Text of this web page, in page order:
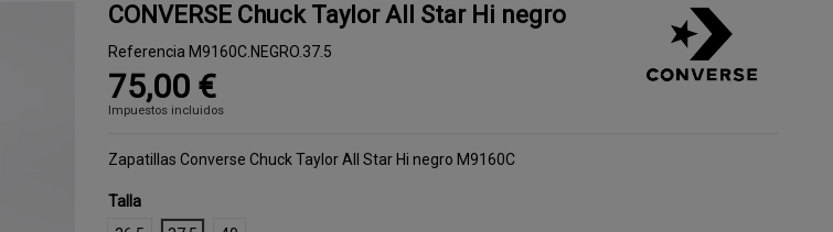
CONVERSE Chuck Taylor All Star Hi negro
Referencia M9160C.NEGRO.37.5
75,00 €
Impuestos incluidos
Zapatillas Converse Chuck Taylor All Star Hi negro M9160C
Talla